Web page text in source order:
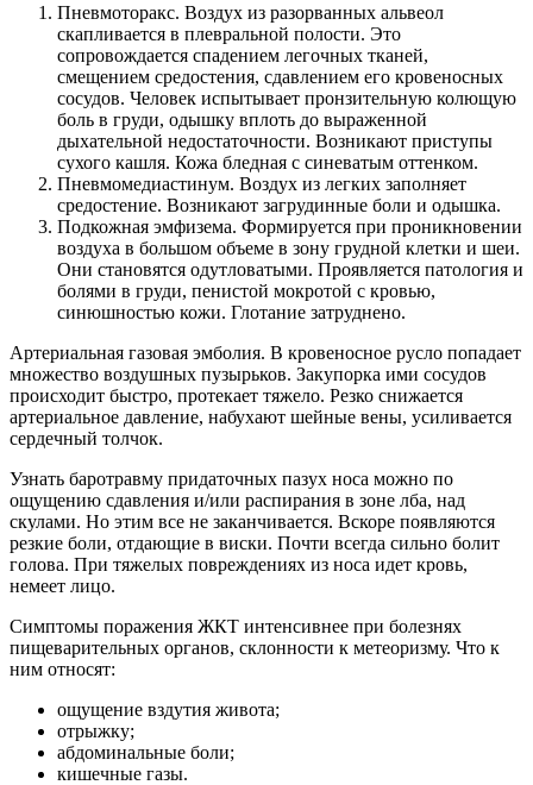
Пневмоторакс. Воздух из разорванных альвеол
скапливается в плевральной полости. Это
сопровождается спадением легочных тканей,
смещением средостения, сдавлением его кровеносных
сосудов. Человек испытывает пронзительную колющую
боль в груди, одышку вплоть до выраженной
дыхательной недостаточности. Возникают приступы
сухого кашля. Кожа бледная с синеватым оттенком.
Пневмомедиастинум. Воздух из легких заполняет
средостение. Возникают загрудинные боли и одышка.
Подкожная эмфизема. Формируется при проникновении
воздуха в большом объеме в зону грудной клетки и шеи.
Они становятся одутловатыми. Проявляется патология и
болями в груди, пенистой мокротой с кровью,
синюшностью кожи. Глотание затруднено.
Артериальная газовая эмболия. В кровеносное русло попадает
множество воздушных пузырьков. Закупорка ими сосудов
происходит быстро, протекает тяжело. Резко снижается
артериальное давление, набухают шейные вены, усиливается
сердечный толчок.
Узнать баротравму придаточных пазух носа можно по
ощущению сдавления и/или распирания в зоне лба, над
скулами. Но этим все не заканчивается. Вскоре появляются
резкие боли, отдающие в виски. Почти всегда сильно болит
голова. При тяжелых повреждениях из носа идет кровь,
немеет лицо.
Симптомы поражения ЖКТ интенсивнее при болезнях
пищеварительных органов, склонности к метеоризму. Что к
ним относят:
ощущение вздутия живота;
отрыжку;
абдоминальные боли;
кишечные газы.